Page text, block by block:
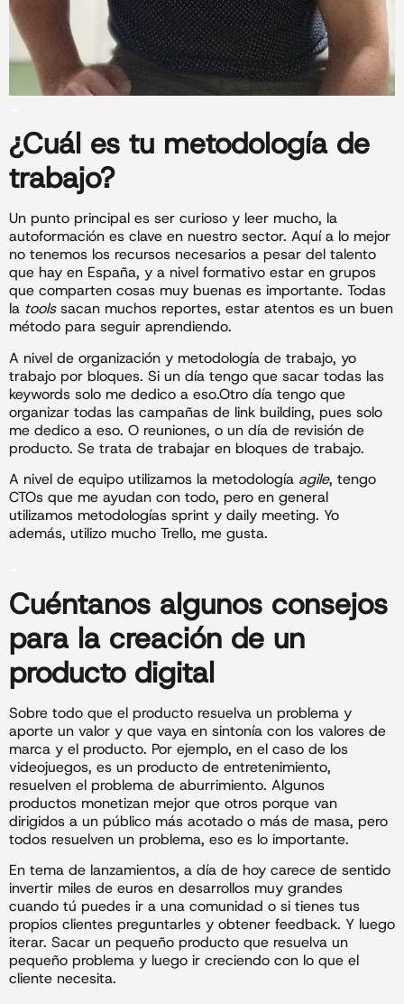
¿Cuál es tu metodologíade
trabajo?
Un punto principal es ser curioso y leer mucho, la
autoformación es clave en nuestro sector. Aquí a lo mejor
no tenemos los recursos necesarios a pesar del talento
que hay en España, y a nivel formativo estar en grupos
que comparten cosas muy buenas es importante. Todas
la toolssacan muchos reportes, estar atentos es un buen
método para seguir aprendiendo.
A nivel de organización y metodología de trabajo, yo
trabajo por bloques. Si un día tengo que sacar todas las
keywords solo me dedico a eso.Otro día tengo que
organizar todas las campañas de link building, pues solo
me dedico a eso. O reuniones, o un día de revisión de
producto. Se trata de trabajar en bloques de trabajo.
A nivel de equipo utilizamos la metodología agile, tengo
CTOs que me ayudan con todo, pero en general
utilizamos metodologías sprint y daily meeting. Yo
además, utilizo mucho Trello, me gusta.
Cuéntanos algunos consejos
para la creación de un
producto digital
Sobre todo que el producto resuelva un problema y
aporte un valor y que vaya en sintonía con los valores de
marca y el producto. Por ejemplo, en el caso de los
videojuegos, es un producto de entretenimiento,
resuelven el problema de aburrimiento. Algunos
productos monetizan mejor que otros porque van
dirigidos a un público más acotado o más de masa, pero
todos resuelven un problema, eso es lo importante.
En tema de lanzamientos, a día de hoy carece de sentido
invertir miles de euros en desarrollos muy grandes
cuando tú puedes ir a una comunidad o si tienes tus
propios clientes preguntarles y obtener feedback. Y luego
iterar. Sacar un pequeño producto que resuelva un
pequeño problema y luego ir creciendo con lo que el
cliente necesita.